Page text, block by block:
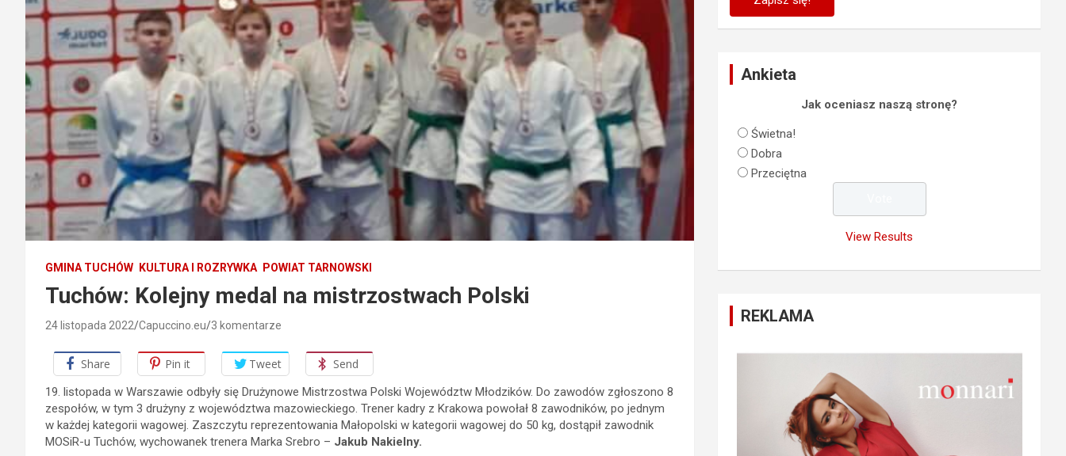
GMINA TUCHÓW KULTURA I ROZRYWKA POWIAT TARNOWSKI
Tuchów: Kolejny medal na mistrzostwach Polski
24 listopada 2022 Capuccino.eu 3 komentarze
Share Pin it Tweet Send
19. listopada w Warszawie odbyły się Drużynowe Mistrzostwa Polski Województw Młodzików. Do zawodów zgłoszono 8
zespołów, w tym 3 drużyny z województwa mazowieckiego. Trener kadry z Krakowa powołał 8 zawodników, po jednym
w każdej kategorii wagowej. Zaszczytu reprezentowania Małopolski w kategorii wagowej do 50 kg, dostąpił zawodnik
MOSiR-u Tuchów, wychowanek trenera Marka Srebro – Jakub Nakielny.
Ankieta
Jak oceniasz naszą stronę?
Świetna!
Dobra
Przeciętna
View Results
REKLAMA